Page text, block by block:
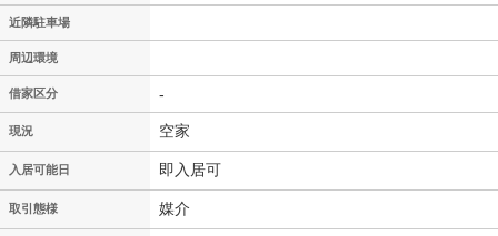
近隣駐車場
周辺環境
借家区分 -
現況 空家
入居可能日 即入居可
取引態様 媒介